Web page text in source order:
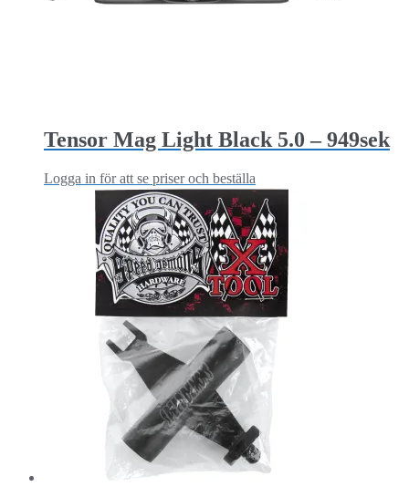
Tensor Mag Light Black 5.0 – 949sek
Logga in för att se priser och beställa